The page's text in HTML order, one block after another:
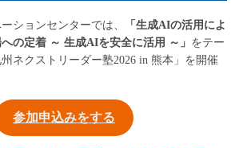
ションセンターでは、
「生成AIの活用によ
の定着 ～ 生成AIを安全に活用 ～」 をテー
ネクストリーダー塾2026 in 熊本」を開催
参加申込みをする